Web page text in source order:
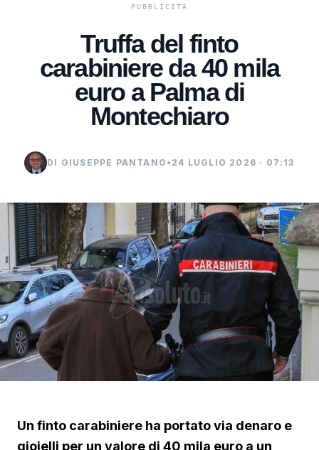
Truffa del finto
carabiniere da 40 mila
euro a Palma di
Montechiaro
DI GIUSEPPE PANTANO • 24 LUGLIO 2026 · 07:13
Un finto carabiniere ha portato via denaro e
gioielli per un valore di 40 mila euro a un